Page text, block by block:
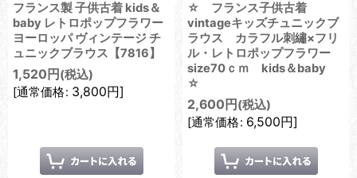
フランス製 子供古着 kids＆
baby レトロポップフラワー
ヨーロッパ ヴィンテージ チ
ュニックブラウス【7816】
1,520 円 (税込)
[通常価格: 3,800円]
☆ フランス子供古着
vintageキッズチュニックブ
ラウス カラフル刺繡×フリ
ル・レトロポップフラワー
size70ｃｍ kids＆baby
☆
2,600 円 (税込)
[通常価格: 6,500円]